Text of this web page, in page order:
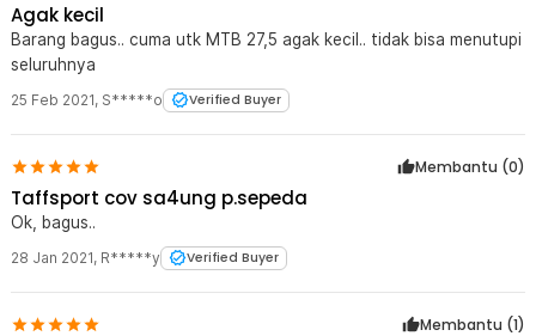
Agak kecil
Barang bagus.. cuma utk MTB 27,5 agak kecil.. tidak bisa menutupi
seluruhnya
25 Feb 2021, S*****o Verified Buyer
Membantu (0)
Taffsport cov sa4ung p.sepeda
Ok, bagus..
28 Jan 2021, R*****y Verified Buyer
Membantu (1)